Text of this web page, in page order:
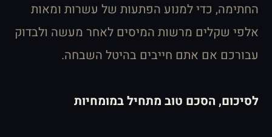
החתימה, כדי למנוע הפתעות של עשרות ומאות
אלפי שקלים מרשות המיסים לאחר מעשה ולבדוק
עבורכם אם אתם חייבים בהיטל השבחה.
לסיכום, הסכם טוב מתחיל במומחיות